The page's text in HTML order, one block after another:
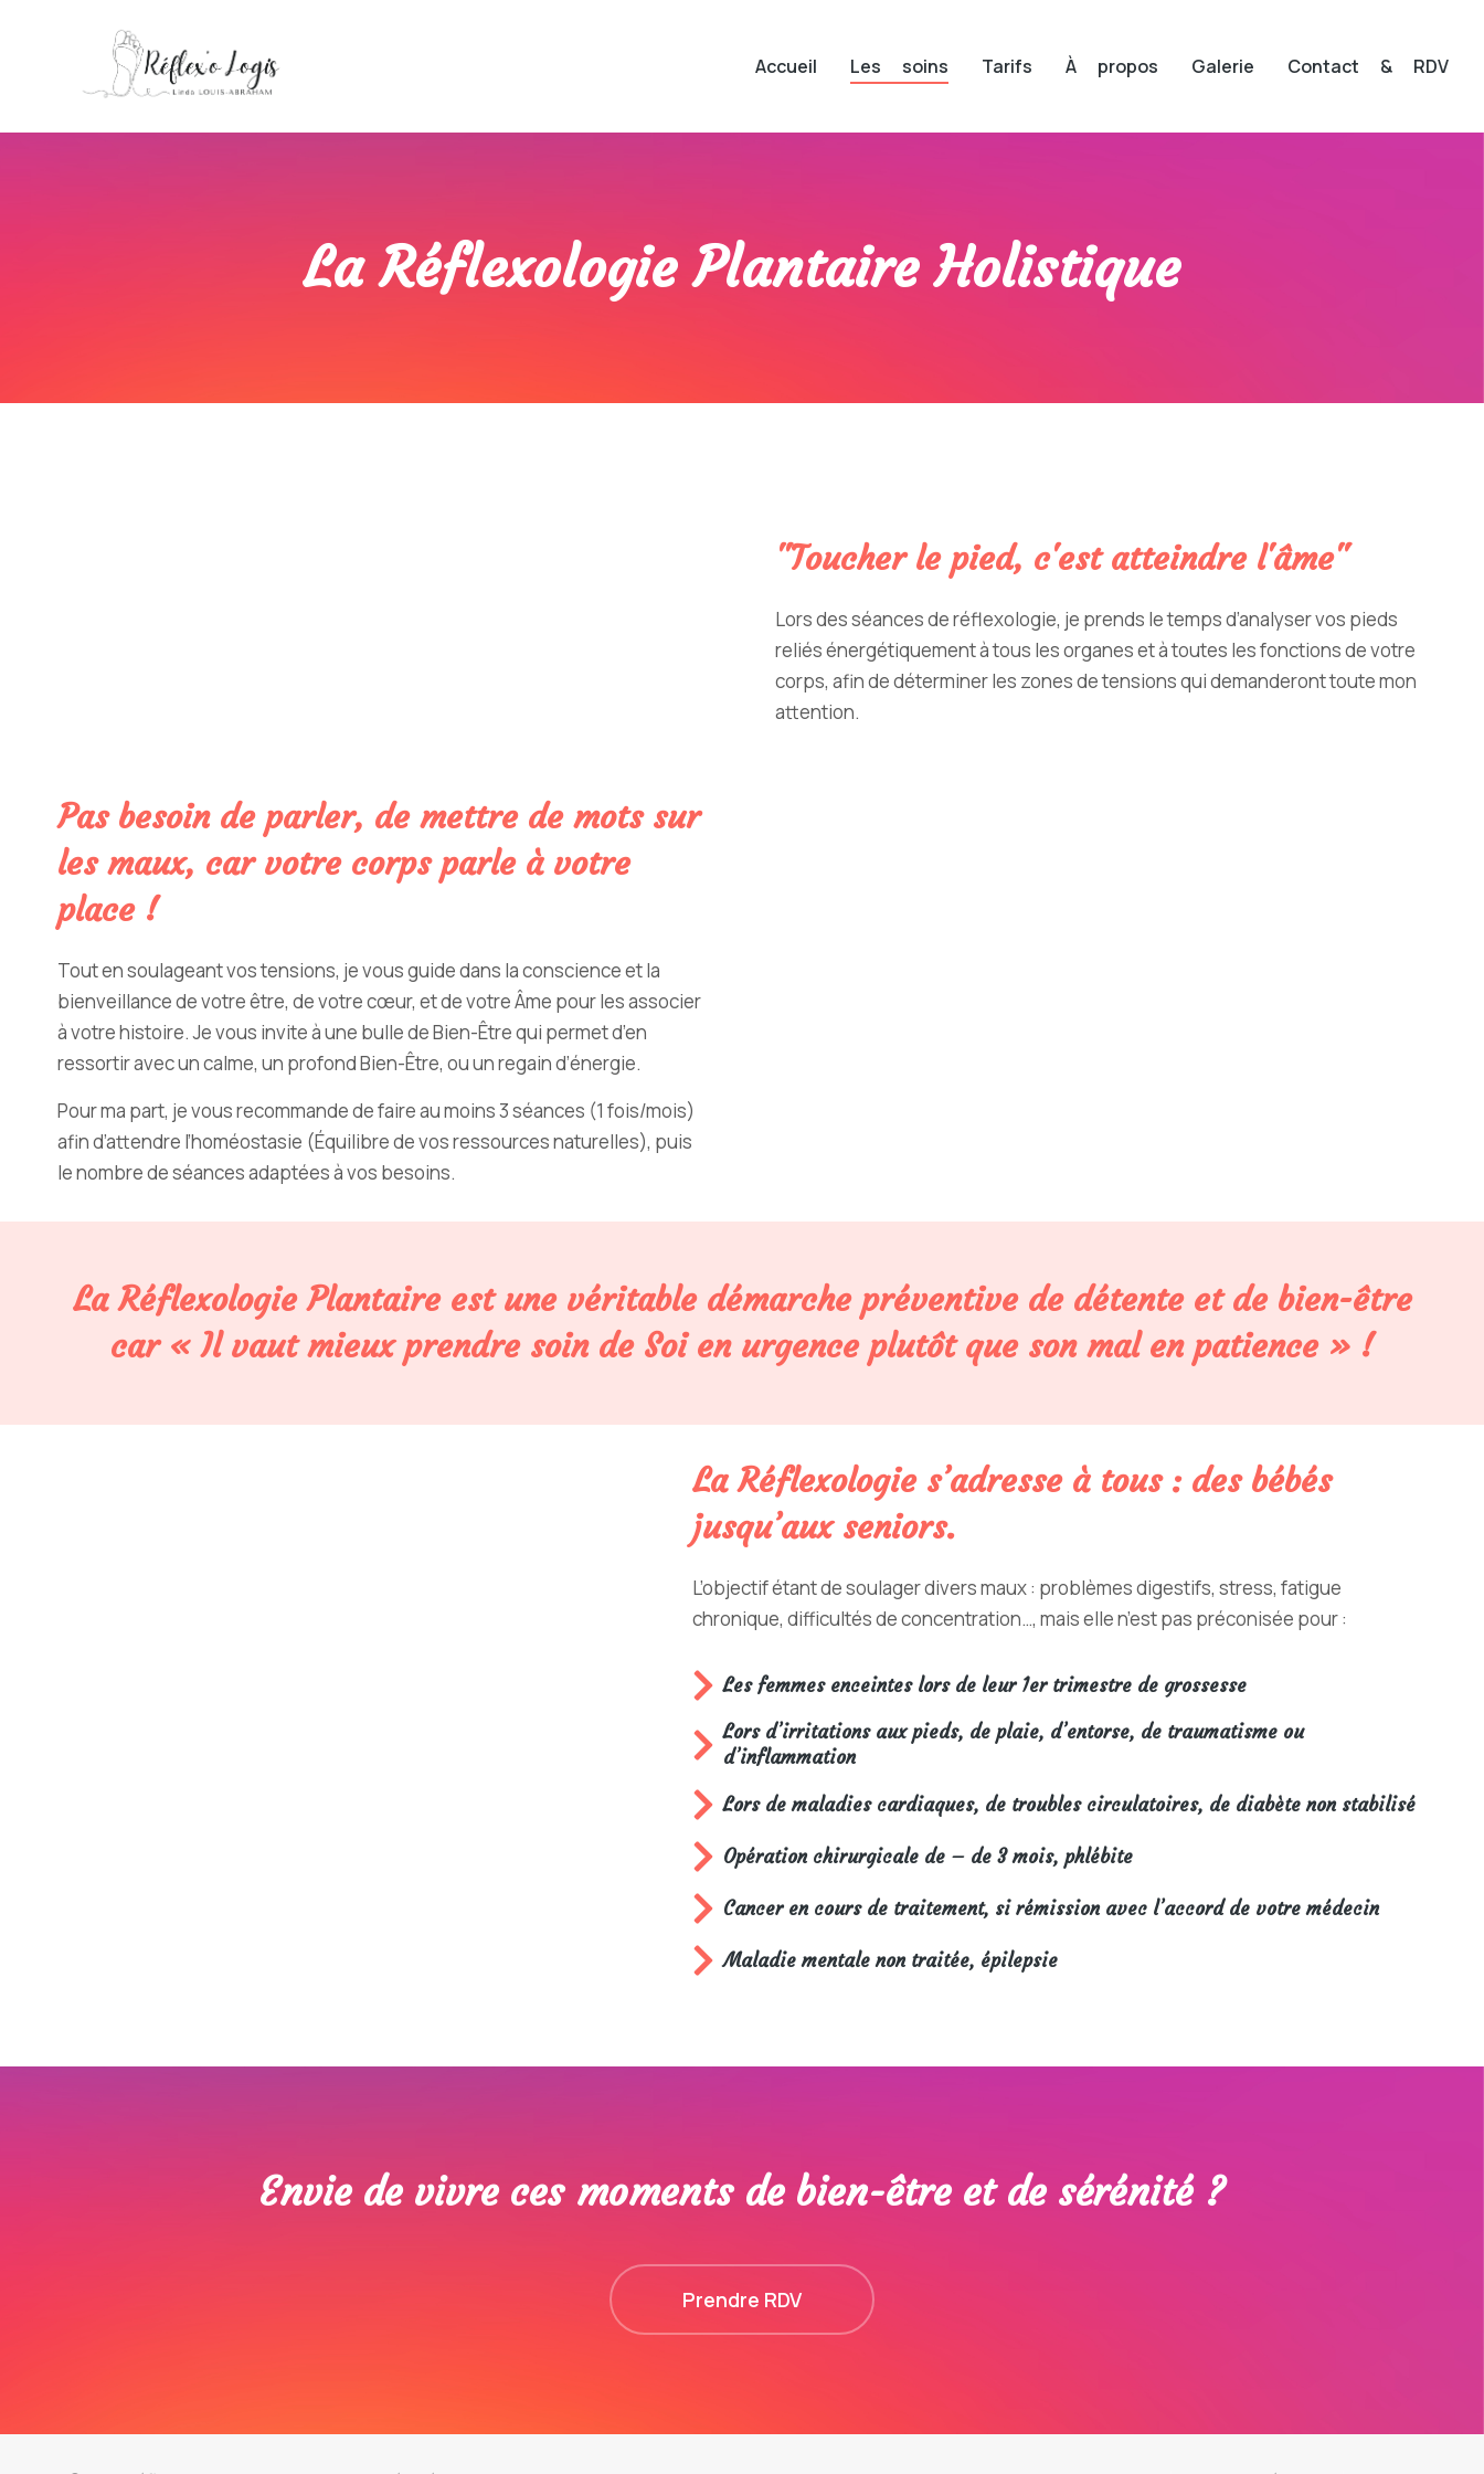
Accueil Les soins Tarifs À propos Galerie Contact & RDV
La Réflexologie Plantaire Holistique
"Toucher le pied, c'est atteindre l'âme"
Lors des séances de réflexologie, je prends le temps d’analyser vos pieds
reliés énergétiquement à tous les organes et à toutes les fonctions de votre
corps, afin de déterminer les zones de tensions qui demanderont toute mon
attention.
Pas besoin de parler, de mettre de mots sur
les maux, car votre corps parle à votre
place !
Tout en soulageant vos tensions, je vous guide dans la conscience et la
bienveillance de votre être, de votre cœur, et de votre Âme pour les associer
à votre histoire. Je vous invite à une bulle de Bien-Être qui permet d’en
ressortir avec un calme, un profond Bien-Être, ou un regain d’énergie.
Pour ma part, je vous recommande de faire au moins 3 séances (1 fois/mois)
afin d’attendre l’homéostasie (Équilibre de vos ressources naturelles), puis
le nombre de séances adaptées à vos besoins.
La Réflexologie Plantaire est une véritable démarche préventive de détente et de bien-être
car « Il vaut mieux prendre soin de Soi en urgence plutôt que son mal en patience » !
La Réflexologie s’adresse à tous : des bébés
jusqu’aux seniors.
L’objectif étant de soulager divers maux : problèmes digestifs, stress, fatigue
chronique, difficultés de concentration…, mais elle n’est pas préconisée pour :
Les femmes enceintes lors de leur 1er trimestre de grossesse
Lors d’irritations aux pieds, de plaie, d’entorse, de traumatisme ou
d’inflammation
Lors de maladies cardiaques, de troubles circulatoires, de diabète non stabilisé
Opération chirurgicale de – de 3 mois, phlébite
Cancer en cours de traitement, si rémission avec l’accord de votre médecin
Maladie mentale non traitée, épilepsie
Envie de vivre ces moments de bien-être et de sérénité ?
Prendre RDV